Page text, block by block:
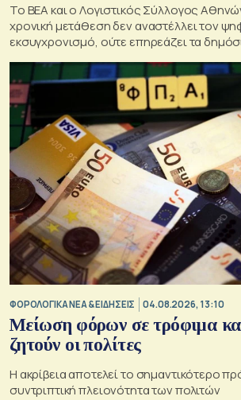
To BEA και ο Λογιστικός Σύλλογος
χρονική μετάθεση δεν αναστέλλει τον
εκσυγχρονισμό, ούτε επηρεάζει τα
ΦΟΡΟΛΟΓΙΚΑ ΝΕΑ & EΙΔΗΣΕΙΣ 04.08.2026, 13:10
Μείωση φόρων σε τρόφιμα
ζητούν οι πολίτες
Η ακρίβεια αποτελεί το σημαντικότερο
συντριπτική πλειονότητα των πολιτών